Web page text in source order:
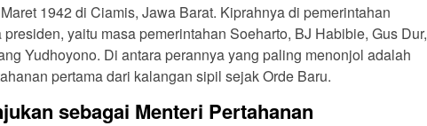
1942 di Ciamis, Jawa Barat. Kiprahnya di pemerintahan
yaitu masa pemerintahan Soeharto, BJ Habibie, Gus Dur,
Yudhoyono. Di antara perannya yang paling menonjol adalah
pertama dari kalangan sipil sejak Orde Baru.
sebagai Menteri Pertahanan